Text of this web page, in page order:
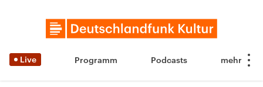
Live Programm Podcasts